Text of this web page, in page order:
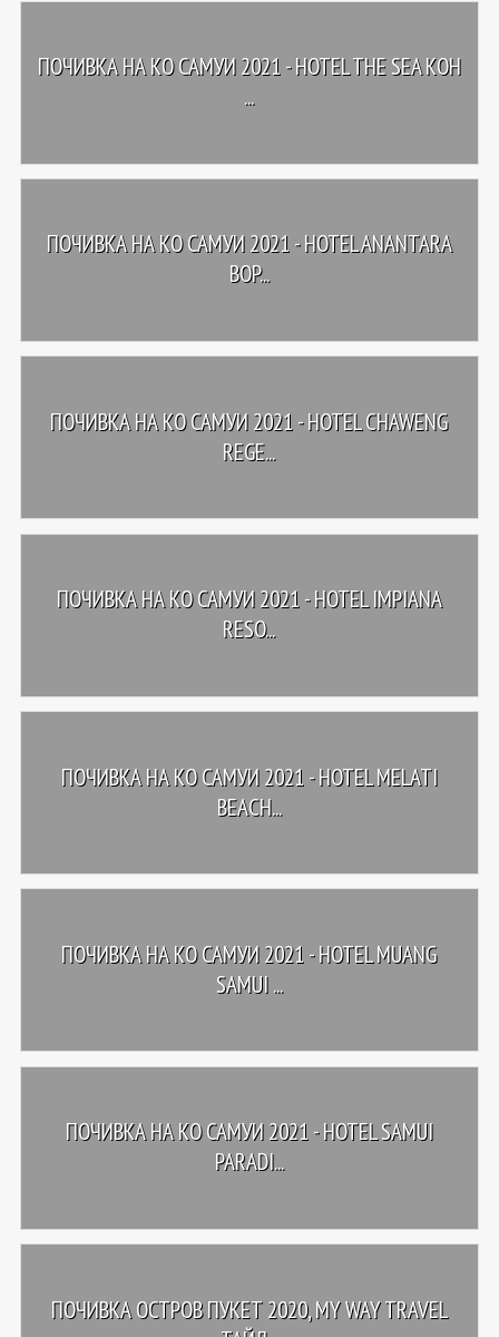
ПОЧИВКА НА КО САМУИ 2021 - HOTEL THE SEA KOH
...
ПОЧИВКА НА КО САМУИ 2021 - HOTEL ANANTARA
BOP...
ПОЧИВКА НА КО САМУИ 2021 - HOTEL CHAWENG
REGE...
ПОЧИВКА НА КО САМУИ 2021 - HOTEL IMPIANA
RESO...
ПОЧИВКА НА КО САМУИ 2021 - HOTEL MELATI
BEACH...
ПОЧИВКА НА КО САМУИ 2021 - HOTEL MUANG
SAMUI ...
ПОЧИВКА НА КО САМУИ 2021 - HOTEL SAMUI
PARADI...
ПОЧИВКА ОСТРОВ ПУКЕТ 2020, MY WAY TRAVEL